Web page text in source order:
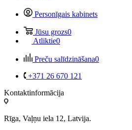
Personīgais kabinets
Jūsu grozs0
Atliktie0
Preču salīdzināšana0
+371 26 670 121
Kontaktinformācija
Rīga, Vaļņu iela 12, Latvija.